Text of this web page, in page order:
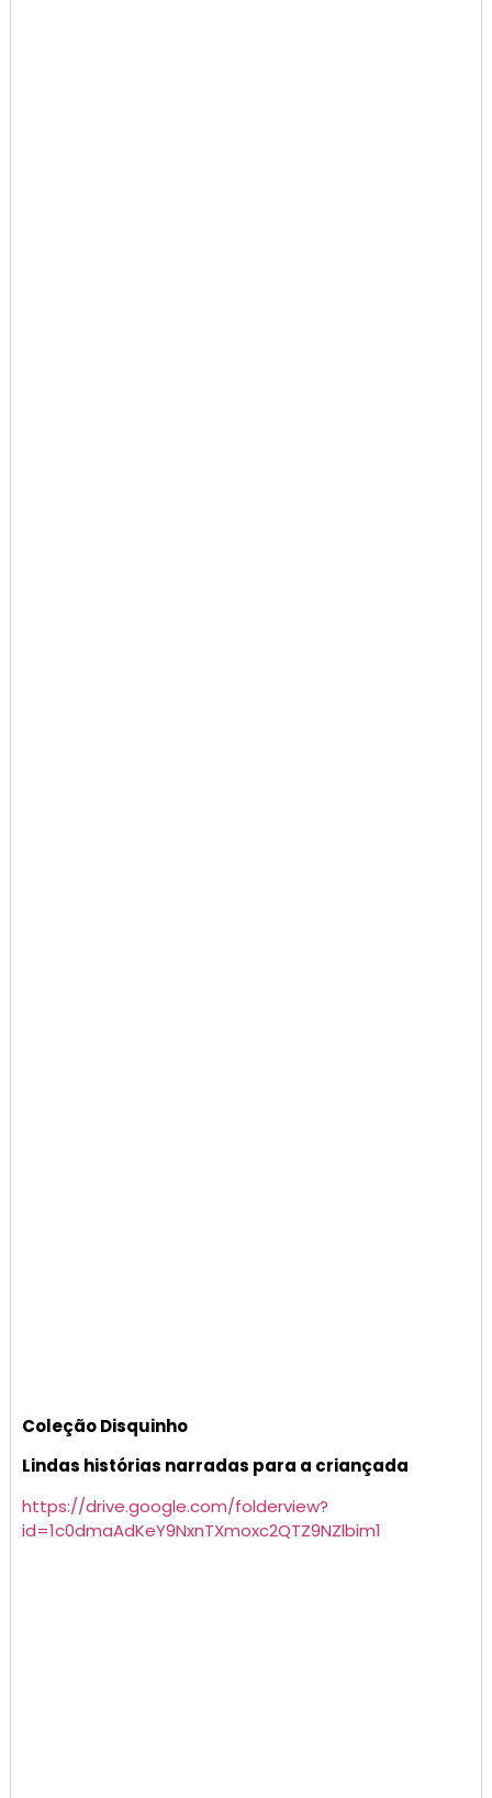
Coleção Disquinho
Lindas histórias narradas para a criançada
https://drive.google.com/folderview?
id=1c0dmaAdKeY9NxnTXmoxc2QTZ9NZlbim1